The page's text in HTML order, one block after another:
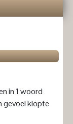
in 1 woord
gevoel klopte